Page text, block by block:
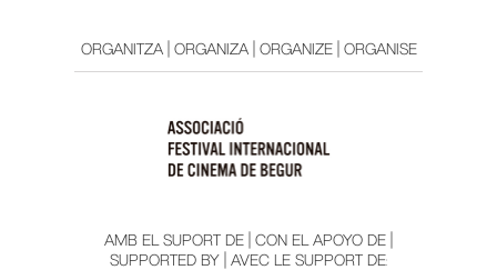
ORGANITZA | ORGANIZA | ORGANIZE | ORGANISE
AMB EL SUPORT DE | CON EL APOYO DE |
SUPPORTED BY | AVEC LE SUPPORT DE: